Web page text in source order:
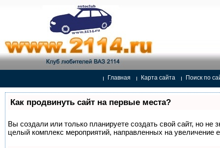
Главная Карта сайта Поиск по
Как продвинуть сайт на первые места?
Вы создали или только планируете создать свой сайт, но не
целый комплекс мероприятий, направленных на увеличение